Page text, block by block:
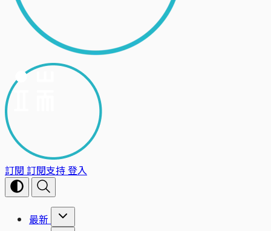
訂閱 訂閱支持登入
最新